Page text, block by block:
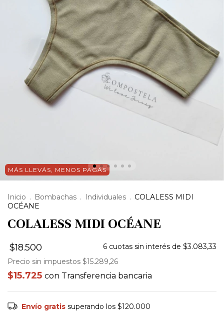
MÁS LLEVÁS, MENOS PAGÁS
Inicio . Bombachas . Individuales . COLALESS MIDI
OCÉANE
COLALESS MIDI OCÉANE
$18.500 6 cuotas sin interés de $3.083,33
Precio sin impuestos $15.289,26
$15.725 con Transferencia bancaria
Envío gratis superando los $120.000